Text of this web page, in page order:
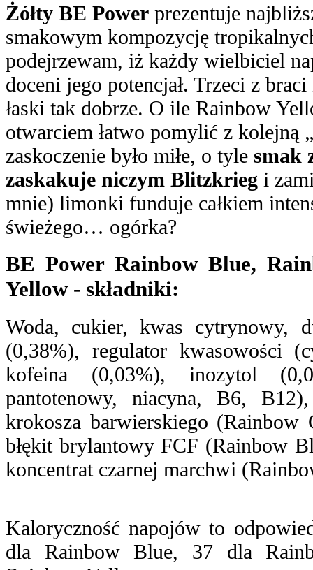
Żółty BE Power prezentuje
smakowym kompozycję
podejrzewam, iż każdy wielbiciel
doceni jego potencjał. Trzeci z
łaski tak dobrze. O ile Rainbow
otwarciem łatwo pomylić z kolejną
zaskoczenie było miłe, o tyle smak
zaskakuje niczym Blitzkrieg i
mnie) limonki funduje całkiem
świeżego… ogórka?
BE Power Rainbow Blue,
Yellow - składniki:
Woda, cukier, kwas cytrynowy,
(0,38%), regulator kwasowości
kofeina (0,03%), inozytol
pantotenowy, niacyna, B6,
krokosza barwierskiego (Rainbow
błękit brylantowy FCF (Rainbow
koncentrat czarnej marchwi
Kaloryczność napojów to
dla Rainbow Blue, 37 dla